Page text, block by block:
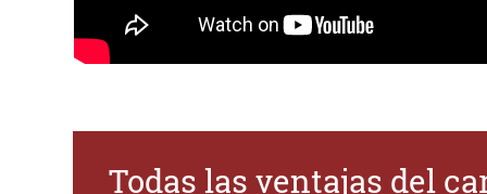
Todas las ventajas del